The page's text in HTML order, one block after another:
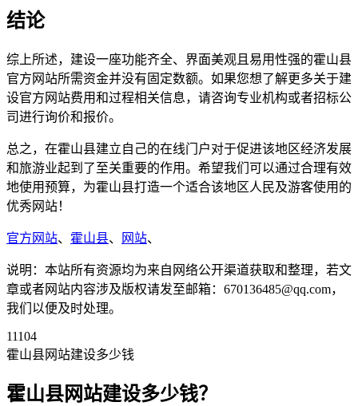
结论
综上所述，建设一座功能齐全、界面美观且易用性强的霍山县
官方网站所需资金并没有固定数额。如果您想了解更多关于建
设官方网站费用和过程相关信息，请咨询专业机构或者招标公
司进行询价和报价。
总之，在霍山县建立自己的在线门户对于促进该地区经济发展
和旅游业起到了至关重要的作用。希望我们可以通过合理有效
地使用预算，为霍山县打造一个适合该地区人民及游客使用的
优秀网站！
官方网站、 霍山县、 网站、
说明：本站所有资源均为来自网络公开渠道获取和整理，若文
章或者网站内容涉及版权请发至邮箱：670136485@qq.com，
我们以便及时处理。
11104
霍山县网站建设多少钱
霍山县网站建设多少钱？